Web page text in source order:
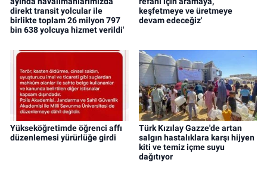
direkt transit yolcular ile
birlikte toplam 26 milyon 797
bin 638 yolcuya hizmet verildi'
keşfetmeye ve üretmeye
devam edeceğiz'
Yükseköğretimde öğrenci affı
düzenlemesi yürürlüğe girdi
Türk Kızılay Gazze'de artan
salgın hastalıklara karşı hijyen
kiti ve temiz içme suyu
dağıtıyor